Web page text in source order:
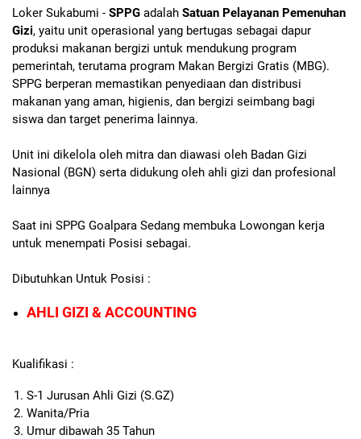
Loker Sukabumi - SPPG adalah Satuan Pelayanan Pemenuhan
Gizi, yaitu unit operasional yang bertugas sebagai dapur
produksi makanan bergizi untuk mendukung program
pemerintah, terutama program Makan Bergizi Gratis (MBG).
SPPG berperan memastikan penyediaan dan distribusi
makanan yang aman, higienis, dan bergizi seimbang bagi
siswa dan target penerima lainnya.
Unit ini dikelola oleh mitra dan diawasi oleh Badan Gizi
Nasional (BGN) serta didukung oleh ahli gizi dan profesional
lainnya
Saat ini SPPG Goalpara Sedang membuka Lowongan kerja
untuk menempati Posisi sebagai.
Dibutuhkan Untuk Posisi :
AHLI GIZI & ACCOUNTING
Kualifikasi :
S-1 Jurusan Ahli Gizi (S.GZ)
Wanita/Pria
Umur dibawah 35 Tahun